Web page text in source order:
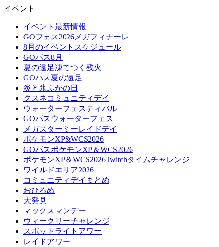
イベント
イベント最新情報
GOフェス2026メガフィナーレ
8月のイベントスケジュール
GOパス8月
夏の遠足凍てつく残火
GOパス夏の遠足
炎と氷ふかの日
クスネコミュニティデイ
ウォーターフェスティバル
GOパスウォーターフェス
メガスターミーレイドデイ
ポケモンXP&WCS2026
GOパスポケモンXP＆WCS2026
ポケモンXP＆WCS2026Twitchタイムチャレンジ
ワイルドエリア2026
コミュニティデイまとめ
おひろめ
大発見
マックスマンデー
ウィークリーチャレンジ
スポットライトアワー
レイドアワー